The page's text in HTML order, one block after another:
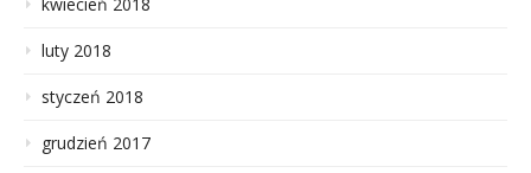
luty 2018
styczeń 2018
grudzień 2017